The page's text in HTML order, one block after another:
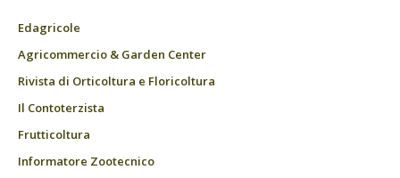
Edagricole
Agricommercio & Garden Center
Rivista di Orticoltura e Floricoltura
Il Contoterzista
Frutticoltura
Informatore Zootecnico